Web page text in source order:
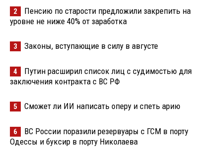
2
Пенсию по старости предложили закрепить на
уровне не ниже 40% от заработка
3 Законы, вступающие в силу в августе
4
Путин расширил список лиц с судимостью для
заключения контракта с ВС РФ
5 Сможет ли ИИ написать оперу и спеть арию
6
ВС России поразили резервуары с ГСМ в порту
Одессы и буксир в порту Николаева